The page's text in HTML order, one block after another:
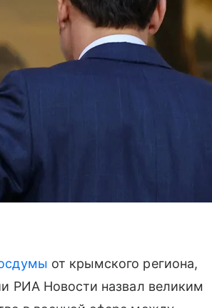
от крымского региона,
РИА Новости назвал великим